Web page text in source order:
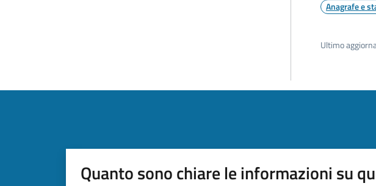
Anagrafe e
Ultimo
Quanto sono chiare le informazioni su